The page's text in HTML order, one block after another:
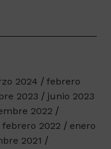
2024
febrero
2023
junio 2023
2022
febrero 2022
enero
2021